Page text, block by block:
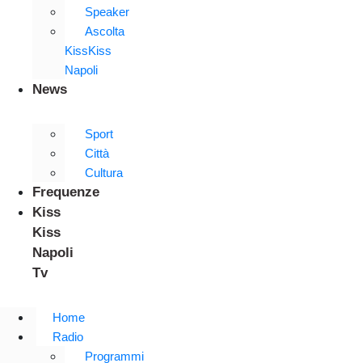
Speaker
Ascolta
KissKiss
Napoli
News
Sport
Città
Cultura
Frequenze
Kiss
Kiss
Napoli
Tv
Home
Radio
Programmi